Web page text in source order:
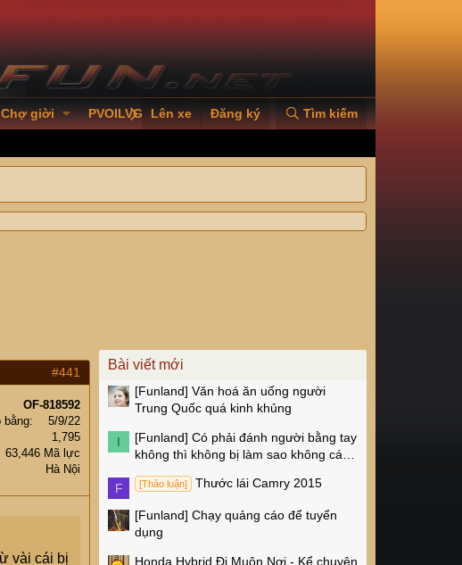
Chợ giời PVOILVGC2026
Lên xe Đăng ký Tìm kiếm
#441
OF-818592
bằng
5/9/22
1,795
63,446 Mã lực
Hà Nội
vài cái bị
Bài viết mới
[Funland] Văn hoá ăn uống người
Trung Quốc quá kinh khủng
I [Funland] Có phải đánh người bằng tay
không thì không bị làm sao không các
F
[Thảo luận] Thước lái Camry 2015
[Funland] Chạy quảng cáo để tuyển
dụng
Honda Hybrid Đi Muôn Nơi - Kể chuyện